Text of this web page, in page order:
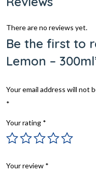
There are no reviews yet.
Be the first to
Lemon –
Your email address will not
*
Your rating *
Your review *